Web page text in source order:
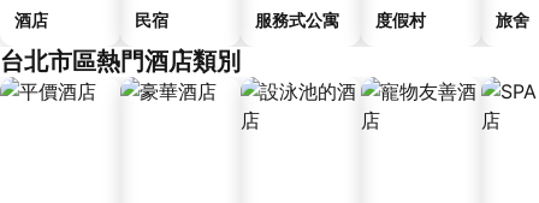
酒店 民宿 服務式公寓 度假村 旅舍
台北市區熱門酒店類別